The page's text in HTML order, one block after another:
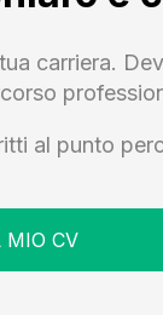
carriera.
al punto
MIO CV